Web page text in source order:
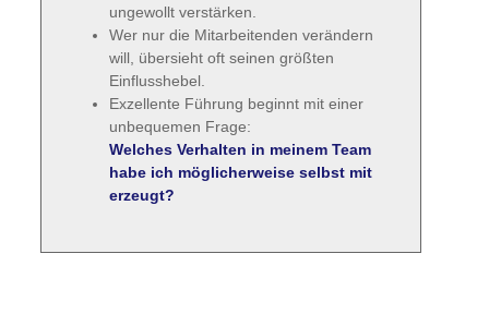
ungewollt verstärken.
Wer nur die Mitarbeitenden verändern
will, übersieht oft seinen größten
Einflusshebel.
Exzellente Führung beginnt mit einer
unbequemen Frage:
Welches Verhalten in meinem Team
habe ich möglicherweise selbst mit
erzeugt?